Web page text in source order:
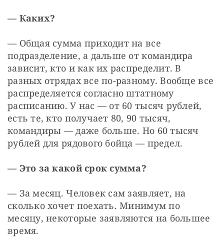
— Каких?
— Общая сумма приходит на все
подразделение, а дальше от командира
зависит, кто и как их распределит. В
разных отрядах все по-разному. Вообще все
распределяется согласно штатному
расписанию. У нас — от 60 тысяч рублей,
есть те, кто получает 80, 90 тысяч,
командиры — даже больше. Но 60 тысяч
рублей для рядового бойца — предел.
— Это за какой срок сумма?
— За месяц. Человек сам заявляет, на
сколько хочет поехать. Минимум по
месяцу, некоторые заявляются на большее
время.